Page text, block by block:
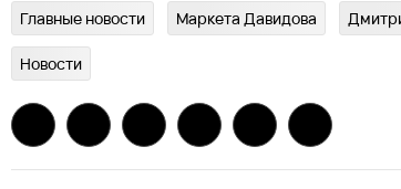
Главныe новости Маркета Давидова
Новости